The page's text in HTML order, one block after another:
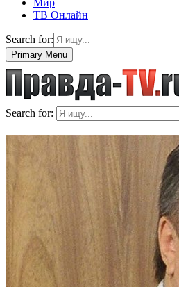
Мир
ТВ Онлайн
Search for:
Primary Menu
Search for: